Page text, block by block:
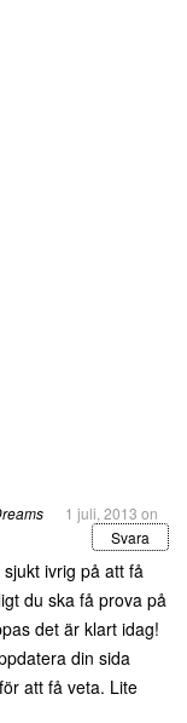
1 juli, 2013 on
Svara
ivrig på att få
du ska få prova på
det är klart idag!
din sida
att få veta. Lite